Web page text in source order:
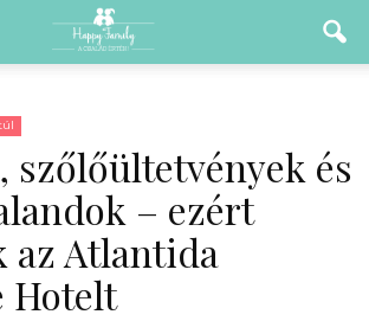
szőlőültetvények és
– ezért
az Atlantida
Hotelt